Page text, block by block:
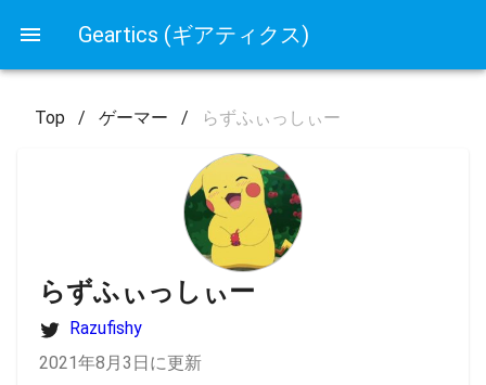
Geartics (ギアティクス)
Top / ゲーマー / らずふぃっしぃー
らずふぃっしぃー
Razufishy
2021年8月3日に更新